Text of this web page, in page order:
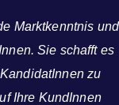
Marktkenntnis und
Sie schafft es
zu
Ihre KundInnen